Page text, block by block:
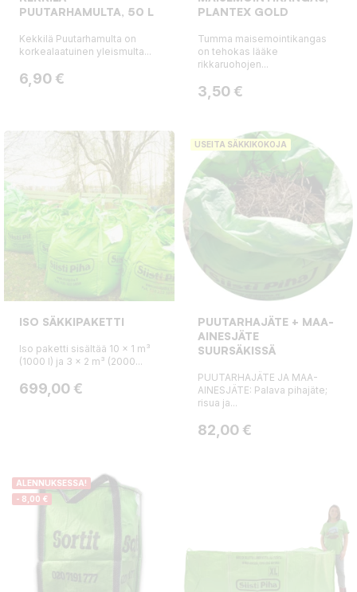
PUUTARHAMULTA, 50 L
Kekkilä Puutarhamulta on
korkealaatuinen yleismulta...
Hinta
6,90 €
PLANTEX GOLD
Tumma maisemointikangas
on tehokas lääke
rikkaruohojen...
Hinta
3,50 €
ISO SÄKKIPAKETTI
Iso paketti sisältää 10 x 1 m³
(1000 l) ja 3 x 2 m³ (2000...
Hinta
699,00 €
USEITA SÄKKIKOKOJA
PUUTARHAJÄTE + MAA-
AINESJÄTE
SUURSÄKISSÄ
PUUTARHAJÄTE JA MAA-
AINESJÄTE: Palava pihajäte;
risua ja...
Hinta
82,00 €
ALENNUKSESSA!
- 8,00 €